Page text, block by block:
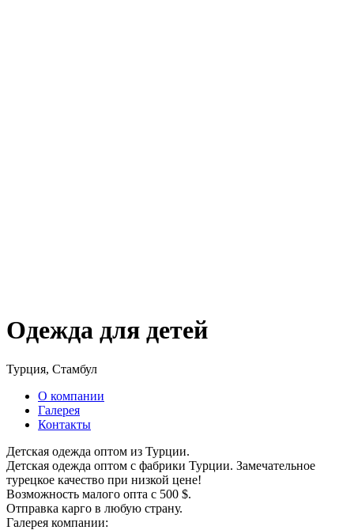
Одежда для детей
Турция, Стамбул
О компании
Галерея
Контакты
Детская одежда оптом из Турции.
Детская одежда оптом с фабрики Турции. Замечательное
турецкое качество при низкой цене!
Возможность малого опта с 500 $.
Отправка карго в любую страну.
Галерея компании: